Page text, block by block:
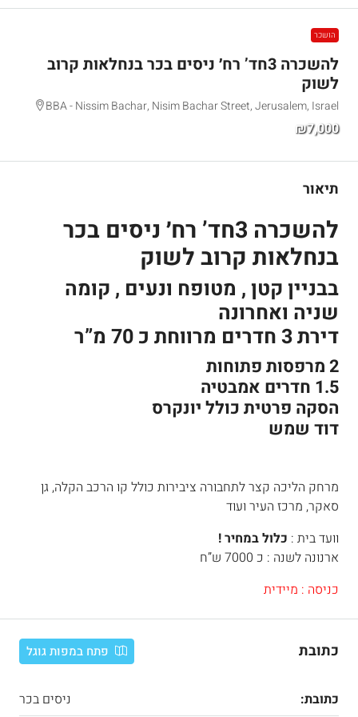
הושכר
להשכרה 3חד’ רח׳ ניסים בכר בנחלאות קרוב
לשוק
BBA - Nissim Bachar, Nisim Bachar Street, Jerusalem, Israel
₪7,000
תיאור
להשכרה 3חד’ רח׳ ניסים בכר
בנחלאות קרוב לשוק
בבניין קטן , מטופח ונעים , קומה
שניה ואחרונה
דירת 3 חדרים מרווחת כ 70 מ”ר
2 מרפסות פתוחות
1.5 חדרים אמבטיה
הסקה פרטית כולל יונקרס
דוד שמש
מרחק הליכה קצר לתחבורה ציבירות כולל קו הרכב הקלה, גן
סאקר, מרכז העיר ועוד
וועד בית : כלול במחיר !
ארנונה לשנה : כ 7000 ש”ח
כניסה : מיידית
כתובת פתח במפות גוגל
כתובת: ניסים בכר